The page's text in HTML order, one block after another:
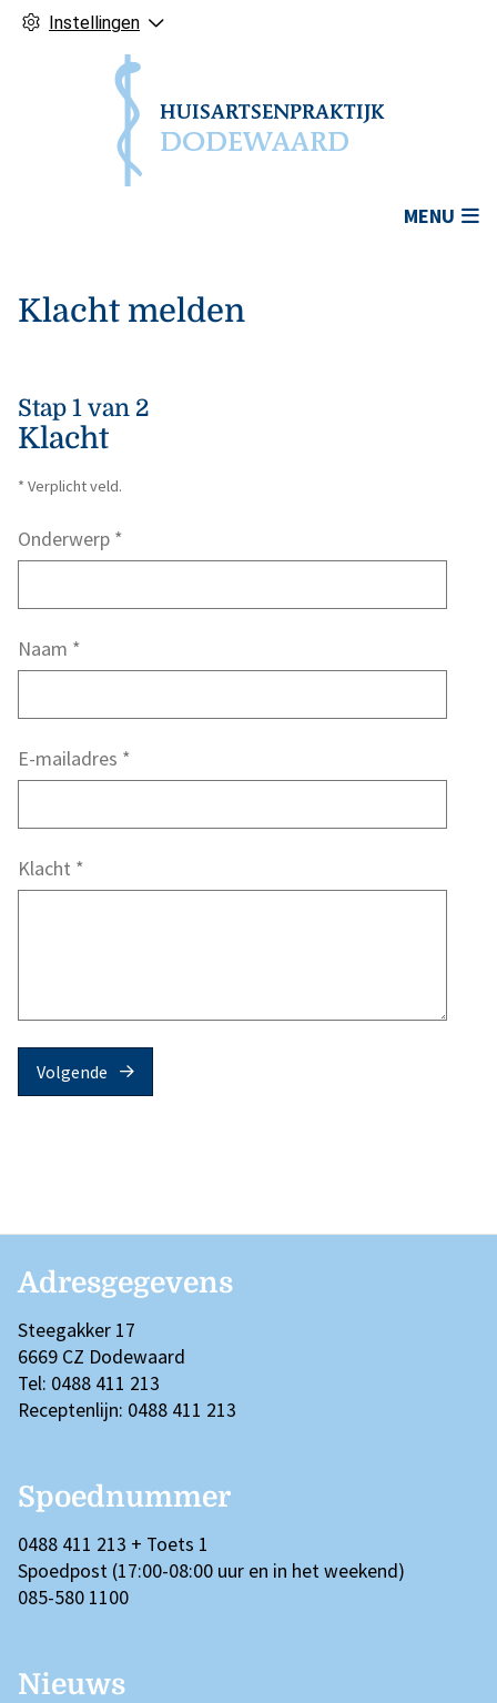
Instellingen
MENU
Klacht melden
Stap 1 van 2
Klacht
* Verplicht veld.
Onderwerp *
Naam *
E-mailadres *
Klacht *
Volgende
Adresgegevens
Steegakker 17
6669 CZ Dodewaard
Tel: 0488 411 213
Receptenlijn: 0488 411 213
Spoednummer
0488 411 213 + Toets 1
Spoedpost (17:00-08:00 uur en in het weekend)
085-580 1100
Nieuws